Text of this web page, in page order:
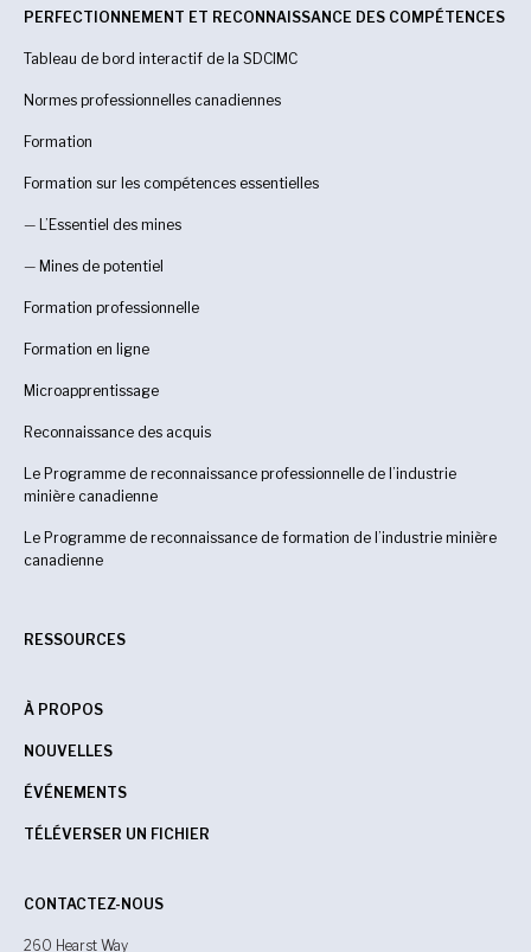
PERFECTIONNEMENT ET RECONNAISSANCE DES COMPÉTENCES
Tableau de bord interactif de la SDCIMC
Normes professionnelles canadiennes
Formation
Formation sur les compétences essentielles
— L’Essentiel des mines
— Mines de potentiel
Formation professionnelle
Formation en ligne
Microapprentissage
Reconnaissance des acquis
Le Programme de reconnaissance professionnelle de l’industrie
minière canadienne
Le Programme de reconnaissance de formation de l’industrie minière
canadienne
RESSOURCES
À PROPOS
NOUVELLES
ÉVÉNEMENTS
TÉLÉVERSER UN FICHIER
CONTACTEZ-NOUS
260 Hearst Way